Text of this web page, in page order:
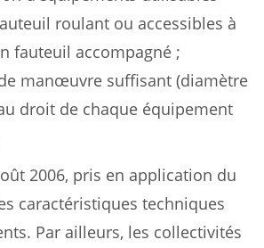
roulant ou accessibles à
fauteuil accompagné ;
manœuvre suffisant (diamètre
droit de chaque équipement
2006, pris en application du
caractéristiques techniques
Par ailleurs, les collectivités